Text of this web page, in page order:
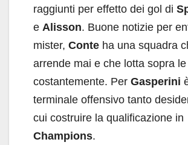
raggiunti per effetto dei gol di
e Alisson. Buone notizie per
mister, Conte ha una squadra
arrende mai e che lotta sopra
costantemente. Per Gasperini
terminale offensivo tanto
cui costruire la qualificazione in
Champions.